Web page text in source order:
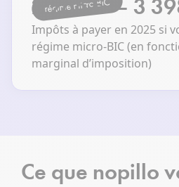
régime micro-BIC
2 266 € — 3
Impôts à payer en 2025 si
régime micro-BIC (en
marginal d’imposition)
Ce que nopillo